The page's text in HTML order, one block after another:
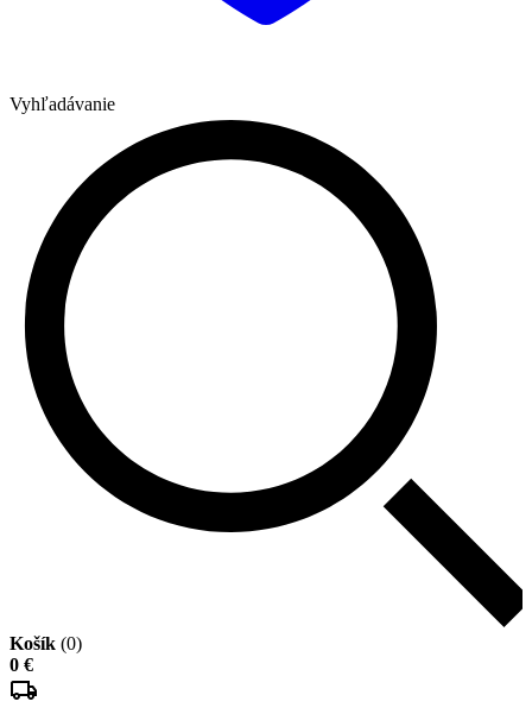
Vyhľadávanie
Košík (0)
0 €